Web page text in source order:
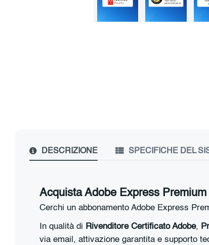
DESCRIZIONE SPECIFICHE DEL
Acquista Adobe Express
Cerchi un abbonamento Adobe Express
In qualità di Rivenditore Certificato Adobe,
via email, attivazione garantita e supporto